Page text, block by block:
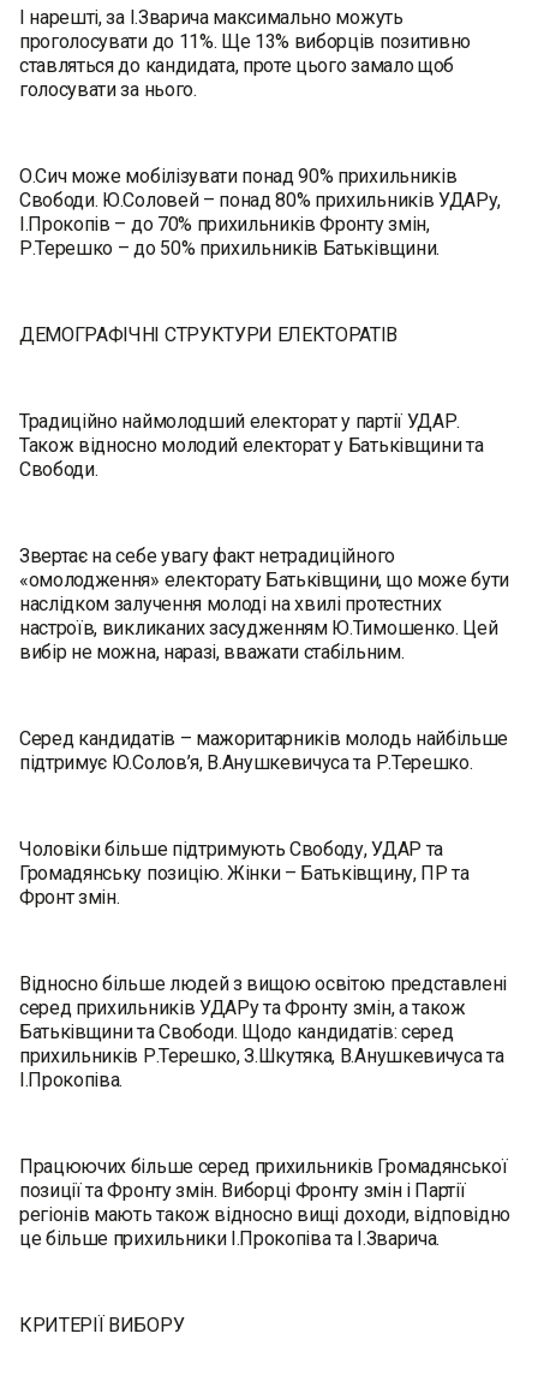
І нарешті, за І.Зварича максимально можуть
проголосувати до 11%. Ще 13% виборців позитивно
ставляться до кандидата, проте цього замало щоб
голосувати за нього.
О.Сич може мобілізувати понад 90% прихильників
Свободи. Ю.Соловей – понад 80% прихильників УДАРу,
І.Прокопів – до 70% прихильників Фронту змін,
Р.Терешко – до 50% прихильників Батьківщини.
ДЕМОГРАФІЧНІ СТРУКТУРИ ЕЛЕКТОРАТІВ
Традиційно наймолодший електорат у партії УДАР.
Також відносно молодий електорат у Батьківщини та
Свободи.
Звертає на себе увагу факт нетрадиційного
«омолодження» електорату Батьківщини, що може бути
наслідком залучення молоді на хвилі протестних
настроїв, викликаних засудженням Ю.Тимошенко. Цей
вибір не можна, наразі, вважати стабільним.
Серед кандидатів – мажоритарників молодь найбільше
підтримує Ю.Солов’я, В.Анушкевичуса та Р.Терешко.
Чоловіки більше підтримують Свободу, УДАР та
Громадянську позицію. Жінки – Батьківщину, ПР та
Фронт змін.
Відносно більше людей з вищою освітою представлені
серед прихильників УДАРу та Фронту змін, а також
Батьківщини та Свободи. Щодо кандидатів: серед
прихильників Р.Терешко, З.Шкутяка, В.Анушкевичуса та
І.Прокопіва.
Працюючих більше серед прихильників Громадянської
позиції та Фронту змін. Виборці Фронту змін і Партії
регіонів мають також відносно вищі доходи, відповідно
це більше прихильники І.Прокопіва та І.Зварича.
КРИТЕРІЇ ВИБОРУ